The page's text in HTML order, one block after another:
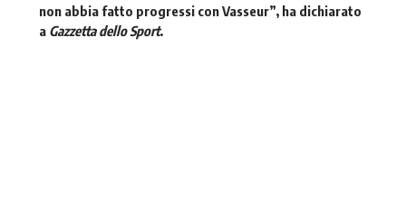
non abbia fatto progressi con Vasseur”, ha dichiarato
a Gazzetta dello Sport.